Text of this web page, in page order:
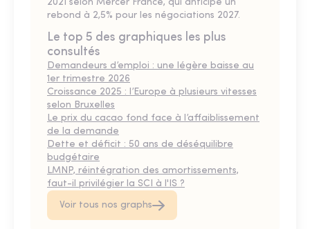
2021 selon Mercer France, qui anticipe un
rebond à 2,5% pour les négociations 2027.
Le top 5 des graphiques les plus
consultés
Demandeurs d’emploi : une légère baisse au
1er trimestre 2026
Croissance 2025 : l’Europe à plusieurs vitesses
selon Bruxelles
Le prix du cacao fond face à l’affaiblissement
de la demande
Dette et déficit : 50 ans de déséquilibre
budgétaire
LMNP, réintégration des amortissements,
faut-il privilégier la SCI à l'IS ?
Voir tous nos graphs